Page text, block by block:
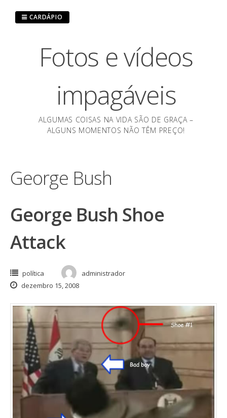
Fotos e vídeos
impagáveis
ALGUMAS COISAS NA VIDA SÃO DE GRAÇA –
ALGUNS MOMENTOS NÃO TÊM PREÇO!
CARDÁPIO
George Bush
George Bush Shoe
Attack
política
administrador
dezembro 15, 2008